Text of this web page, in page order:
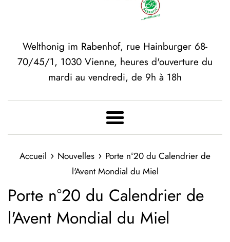
Welthonig im Rabenhof, rue Hainburger 68-
70/45/1, 1030 Vienne, heures d'ouverture du
mardi au vendredi, de 9h à 18h
Menu
Accueil › Nouvelles › Porte n°20 du Calendrier de
l'Avent Mondial du Miel
Porte n°20 du Calendrier de
l'Avent Mondial du Miel